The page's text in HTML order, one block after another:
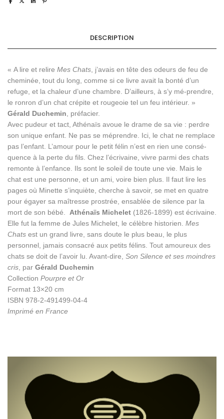
DESCRIPTION
« A lire et relire Mes Chats , j’avais en tête des odeurs de feu de
cheminée, tout du long, comme si ce livre avait la bonté d’un
refuge, et la chaleur d’une chambre. D’ailleurs, à s’y mé-prendre,
le ronron d’un chat crépite et rougeoie tel un feu intérieur. »
Gérald Duchemin , préfacier.
Avec pudeur et tact, Athénaïs avoue le drame de sa vie : perdre
son unique enfant. Ne pas se méprendre. Ici, le chat ne remplace
pas l’enfant. L’amour pour le petit félin n’est en rien une consé-
quence à la perte du fils. Chez l’écrivaine, vivre parmi des chats
remonte à l’enfance. Ils sont le soleil de toute une vie. Mais le
chat est une personne, et un ami, voire bien plus. Il faut lire les
pages où Minette s’inquiète, cherche à savoir, se met en quatre
pour égayer sa maîtresse prostrée, ensablée de silence par la
mort de son bébé. Athénaïs Michelet (1826-1899) est écrivaine.
Elle fut la femme de Jules Michelet, le célèbre historien. Mes
Chats est un grand livre, sans doute le plus beau, le plus
personnel, jamais consacré aux petits félins. Tout amoureux des
chats se doit de l’avoir lu. Avant-dire, Son Silence et ses moindres
cris , par Gérald Duchemin
Collection Pourpre et Or
Format 13×20 cm
ISBN 978-2-491499-04-4
Imprimé en France